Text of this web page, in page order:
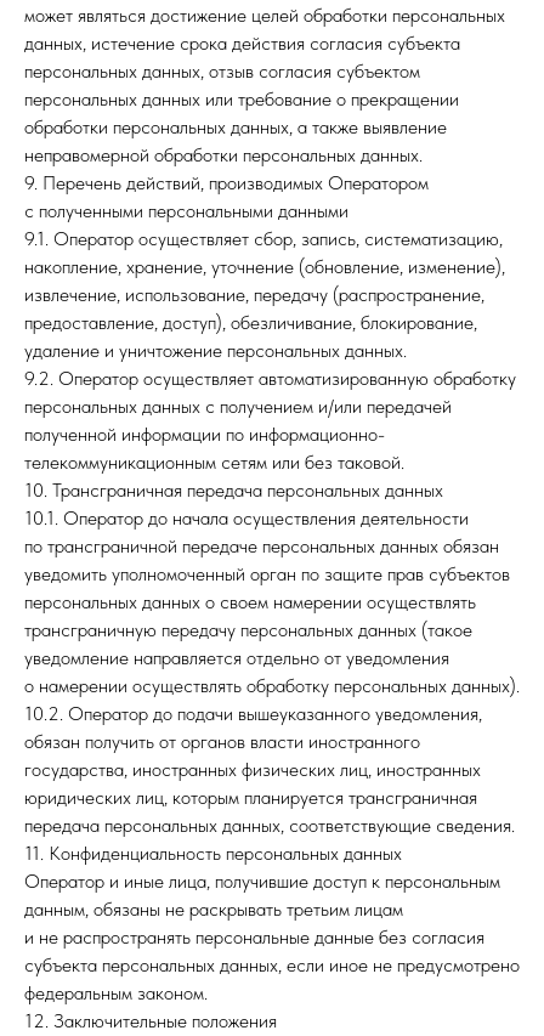
может являться достижение целей обработки персональных
данных, истечение срока действия согласия субъекта
персональных данных, отзыв согласия субъектом
персональных данных или требование о прекращении
обработки персональных данных, а также выявление
неправомерной обработки персональных данных.
9. Перечень действий, производимых Оператором
с полученными персональными данными
9.1. Оператор осуществляет сбор, запись, систематизацию,
накопление, хранение, уточнение (обновление, изменение),
извлечение, использование, передачу (распространение,
предоставление, доступ), обезличивание, блокирование,
удаление и уничтожение персональных данных.
9.2. Оператор осуществляет автоматизированную обработку
персональных данных с получением и/или передачей
полученной информации по информационно-
телекоммуникационным сетям или без таковой.
10. Трансграничная передача персональных данных
10.1. Оператор до начала осуществления деятельности
по трансграничной передаче персональных данных обязан
уведомить уполномоченный орган по защите прав субъектов
персональных данных о своем намерении осуществлять
трансграничную передачу персональных данных (такое
уведомление направляется отдельно от уведомления
о намерении осуществлять обработку персональных данных).
10.2. Оператор до подачи вышеуказанного уведомления,
обязан получить от органов власти иностранного
государства, иностранных физических лиц, иностранных
юридических лиц, которым планируется трансграничная
передача персональных данных, соответствующие сведения.
11. Конфиденциальность персональных данных
Оператор и иные лица, получившие доступ к персональным
данным, обязаны не раскрывать третьим лицам
и не распространять персональные данные без согласия
субъекта персональных данных, если иное не предусмотрено
федеральным законом.
12. Заключительные положения